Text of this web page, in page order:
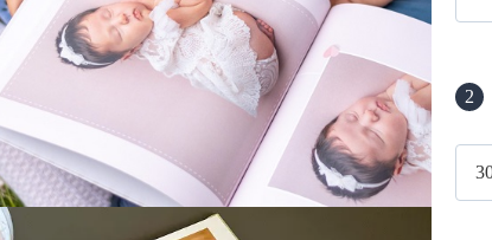
2